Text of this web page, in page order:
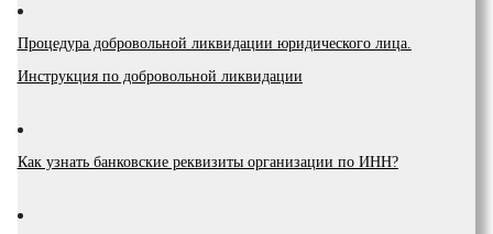
Процедура добровольной ликвидации юридического лица.
Инструкция по добровольной ликвидации
Как узнать банковские реквизиты организации по ИНН?